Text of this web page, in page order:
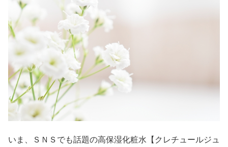
いま、ＳＮＳでも話題の高保湿化粧水【クレチュールジュ